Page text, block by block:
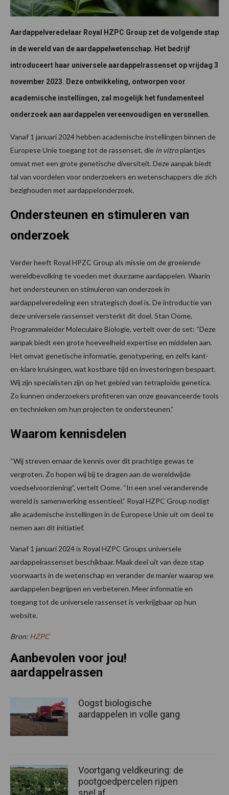
Aardappelveredelaar Royal HZPC Group zet de volgende stap
in de wereld van de aardappelwetenschap. Het bedrijf
introduceert haar universele aardappelrassenset op vrijdag 3
november 2023. Deze ontwikkeling, ontworpen voor
academische instellingen, zal mogelijk het fundamenteel
onderzoek aan aardappelen vereenvoudigen en versnellen.
Vanaf 1 januari 2024 hebben academische instellingen binnen de
Europese Unie toegang tot de rassenset, die in vitroplantjes
omvat met een grote genetische diversiteit. Deze aanpak biedt
tal van voordelen voor onderzoekers en wetenschappers die zich
bezighouden met aardappelonderzoek.
Ondersteunen en stimuleren van
onderzoek
Verder heeft Royal HPZC Group als missie om de groeiende
wereldbevolking te voeden met duurzame aardappelen. Waarin
het ondersteunen en stimuleren van onderzoek in
aardappelveredeling een strategisch doel is. De introductie van
deze universele rassenset versterkt dit doel. Stan Oome,
Programmaleider Moleculaire Biologie, vertelt over de set: “Deze
aanpak biedt een grote hoeveelheid expertise en middelen aan.
Het omvat genetische informatie, genotypering, en zelfs kant-
en-klare kruisingen, wat kostbare tijd en investeringen bespaart.
Wij zijn specialisten zijn op het gebied van tetraploïde genetica.
Zo kunnen onderzoekers profiteren van onze geavanceerde tools
en technieken om hun projecten te ondersteunen.”
Waarom kennisdelen
“Wij streven ernaar de kennis over dit prachtige gewas te
vergroten. Zo hopen wij bij te dragen aan de wereldwijde
voedselvoorziening”, vertelt Oome. “In een snel veranderende
wereld is samenwerking essentieel.” Royal HZPC Group nodigt
alle academische instellingen in de Europese Unie uit om deel te
nemen aan dit initiatief.
Vanaf 1 januari 2024 is Royal HZPC Groups universele
aardappelrassenset beschikbaar. Maak deel uit van deze stap
voorwaarts in de wetenschap en verander de manier waarop we
aardappelen begrijpen en verbeteren. Meer informatie en
toegang tot de universele rassenset is verkrijgbaar op hun
website.
Bron: HZPC
Aanbevolen voor jou!
aardappelrassen
Oogst biologische
aardappelen in volle gang
Voortgang veldkeuring: de
pootgoedpercelen rijpen
snel af